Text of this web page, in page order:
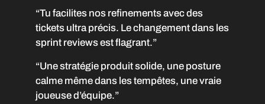
“Tu facilites nos refinements avec des
tickets ultra précis. Le changement dans les
sprint reviews est flagrant.”
“Une stratégie produit solide, une posture
calme même dans les tempêtes, une vraie
joueuse d’équipe.”